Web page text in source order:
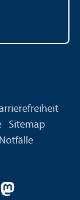
Sitemap